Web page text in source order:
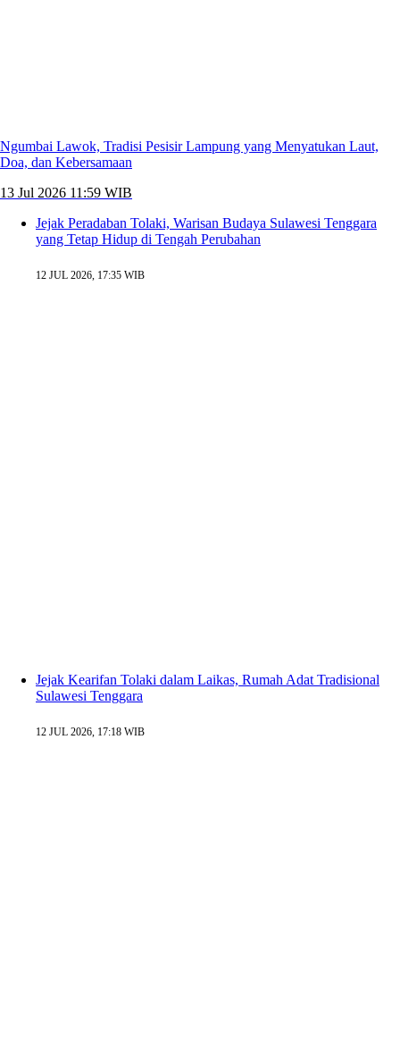
Ngumbai Lawok, Tradisi Pesisir Lampung yang Menyatukan Laut,
Doa, dan Kebersamaan
13 Jul 2026 11:59 WIB
Jejak Peradaban Tolaki, Warisan Budaya Sulawesi Tenggara
yang Tetap Hidup di Tengah Perubahan
12 JUL 2026, 17:35 WIB
Jejak Kearifan Tolaki dalam Laikas, Rumah Adat Tradisional
Sulawesi Tenggara
12 JUL 2026, 17:18 WIB